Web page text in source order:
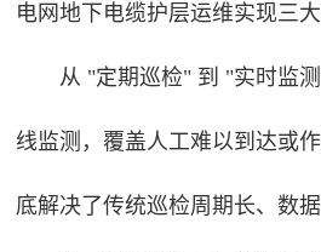
电网地下电缆护层运维实现三大
从 "定期巡检" 到 "实时监
线监测，覆盖人工难以到达或
底解决了传统巡检周期长、数